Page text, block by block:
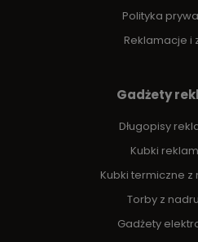
Polityka
Reklamacje i
Gadżety
Długopisy
Kubki
Kubki termiczne z
Torby z
Gadżety